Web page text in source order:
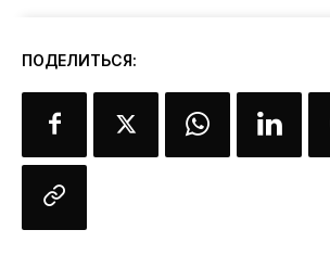
ПОДЕЛИТЬСЯ: